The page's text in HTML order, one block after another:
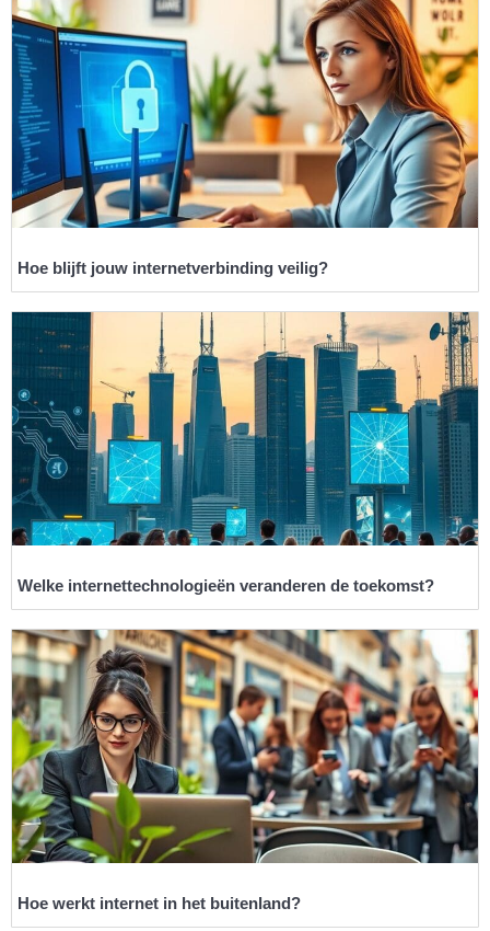
Hoe blijft jouw internetverbinding veilig?
Welke internettechnologieën veranderen de toekomst?
Hoe werkt internet in het buitenland?